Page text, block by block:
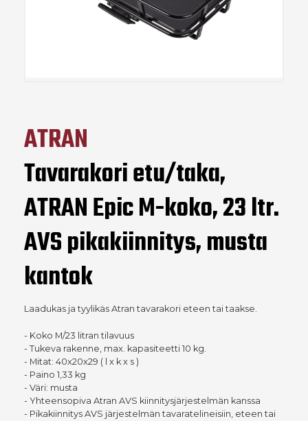
ATRAN
Tavarakori etu/taka,
ATRAN Epic M-koko, 23 ltr.
AVS pikakiinnitys, musta
kantok
Laadukas ja tyylikäs Atran tavarakori eteen tai taakse.
- Koko M/23 litran tilavuus
- Tukeva rakenne, max. kapasiteetti 10 kg.
- Mitat: 40x20x29 ( l x k x s )
- Paino 1,33 kg
- Väri: musta
- Yhteensopiva Atran AVS kiinnitysjärjestelmän kanssa
- Pikakiinnitys AVS järjestelmän tavaratelineisiin, eteen tai